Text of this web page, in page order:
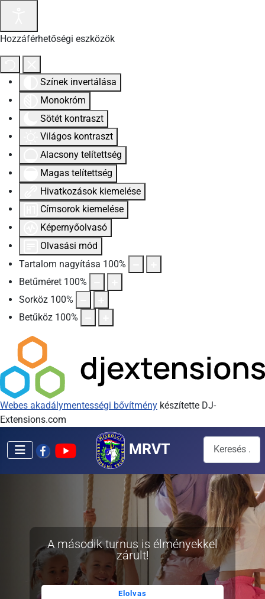
Hozzáférhetőségi eszközök
Színek invertálása
Monokróm
Sötét kontraszt
Világos kontraszt
Alacsony telítettség
Magas telítettség
Hivatkozások kiemelése
Címsorok kiemelése
Képernyőolvasó
Olvasási mód
Tartalom nagyítása 100%
Betűméret 100%
Sorköz 100%
Betűköz 100%
Webes akadálymentességi bővítmény készítette DJ-
Extensions.com
MRVT Keresés...
A második turnus is élményekkel
zárult!
Elolvas